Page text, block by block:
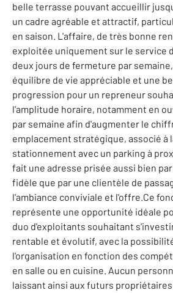
belle terrasse pouvant accueillir
un cadre agréable et attractif,
en saison. L'affaire, de très bonne
exploitée uniquement sur le service
deux jours de fermeture par
équilibre de vie appréciable et une
progression pour un repreneur
l'amplitude horaire, notamment en
par semaine afin d'augmenter le
emplacement stratégique, associé à
stationnement avec un parking à
fait une adresse prisée aussi bien
fidèle que par une clientèle de
l'ambiance conviviale et l'offre.Ce
représente une opportunité idéale
duo d'exploitants souhaitant
rentable et évolutif, avec la
l'organisation en fonction des
en salle ou en cuisine. Aucun
laissant ainsi aux futurs